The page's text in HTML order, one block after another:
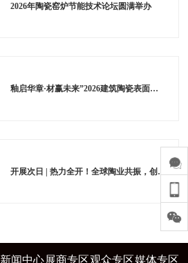
2026年陶瓷窑炉节能技术论坛圆满举办
釉启华章·材赢未来”2026建筑陶瓷表面装饰技术发展论坛在广州成功举办
开展次日 | 热力全开！全球陶业共振，创新与合作双爆发
新闻中心展商专区观众专区媒体专区